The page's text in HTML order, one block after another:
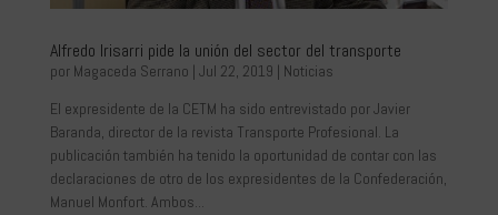
Alfredo Irisarri pide la unión del sector del transporte
por Magaceda Serrano | Jul 22, 2019 | Noticias
El expresidente de la CETM ha sido entrevistado por Javier
Baranda, director de la revista Transporte Profesional. La
publicación también ha tenido la oportunidad de contar con las
declaraciones de otro de los expresidentes de la Confederación,
Manuel Monfort. Ambos...